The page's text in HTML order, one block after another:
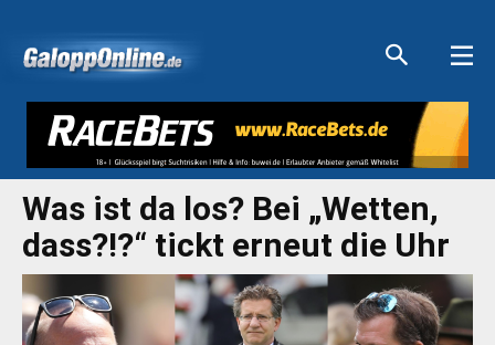
Was ist da los? Bei „Wetten,
dass?!?“ tickt erneut die Uhr